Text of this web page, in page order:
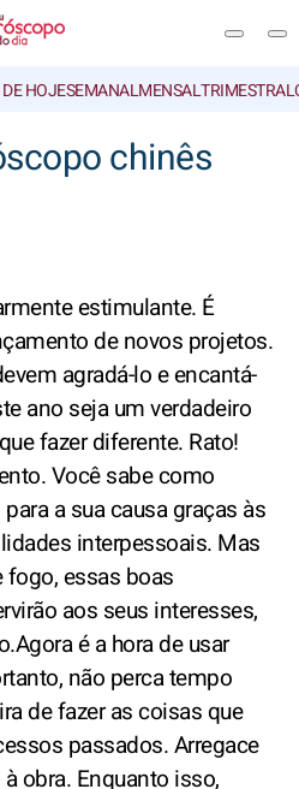
HOJESEMANALMENSALTRIMESTRAL
chinês
estimulante. É
de novos projetos.
agradá-lo e encantá-
ano seja um verdadeiro
fazer diferente. Rato!
Você sabe como
a sua causa graças às
interpessoais. Mas
essas boas
aos seus interesses,
é a hora de usar
não perca tempo
de fazer as coisas que
passados. Arregace
obra. Enquanto isso,